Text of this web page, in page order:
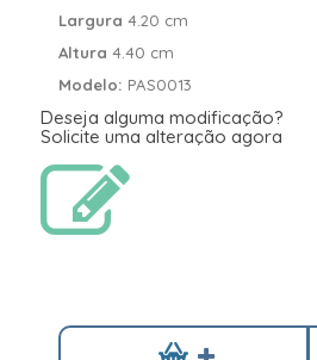
Largura4.20 cm
Altura4.40 cm
Modelo: PAS0013
Deseja alguma modificação?
Solicite uma alteração agora